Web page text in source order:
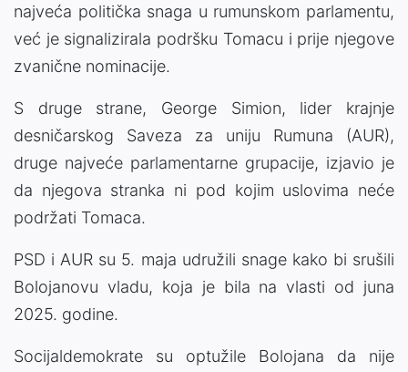
najveća politička snaga u rumunskom parlamentu,
već je signalizirala podršku Tomacu i prije njegove
zvanične nominacije.
S druge strane, George Simion, lider krajnje
desničarskog Saveza za uniju Rumuna (AUR),
druge najveće parlamentarne grupacije, izjavio je
da njegova stranka ni pod kojim uslovima neće
podržati Tomaca.
PSD i AUR su 5. maja udružili snage kako bi srušili
Bolojanovu vladu, koja je bila na vlasti od juna
2025. godine.
Socijaldemokrate su optužile Bolojana da nije